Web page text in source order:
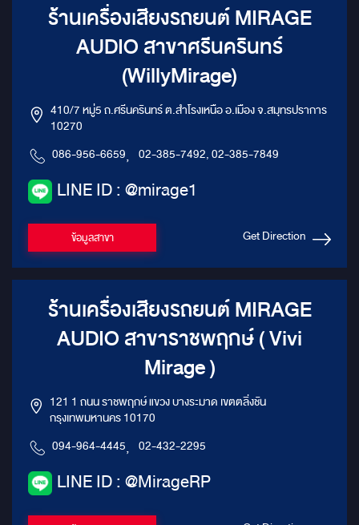
ร้านเครื่องเสียงรถยนต์ MIRAGE
AUDIO สาขาศรีนครินทร์
(WillyMirage)
410/7 หมู่5 ถ.ศรีนครินทร์ ต.สำโรงเหนือ อ.เมือง จ.สมุทรปราการ
10270
086-956-6659, 02-385-7492, 02-385-7849
LINE ID : @mirage1
ข้อมูลสาขา Get Direction
ร้านเครื่องเสียงรถยนต์ MIRAGE
AUDIO สาขาราชพฤกษ์ ( Vivi
Mirage )
121 1 ถนน ราชพฤกษ์ แขวง บางระมาด เขตตลิ่งชัน
กรุงเทพมหานคร 10170
094-964-4445, 02-432-2295
LINE ID : @MirageRP